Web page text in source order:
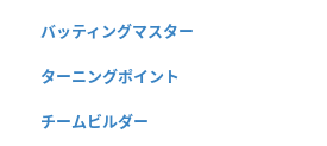
バッティングマスター
ターニングポイント
チームビルダー